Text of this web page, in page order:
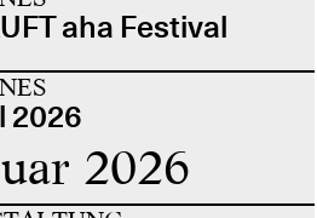
aha Festival
2026
2026